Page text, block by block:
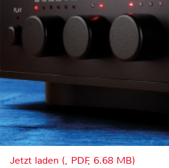
Jetzt laden (, PDF, 6.68 MB)